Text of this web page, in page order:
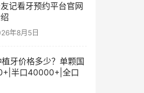
记看牙预约平台官网
年8月5日
牙价格多少？单颗国
半口40000+|全口